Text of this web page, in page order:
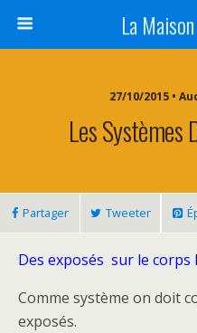
La
27/10/2015 •
Les Systèmes
Partager Tweeter
Des exposés sur le corps
Comme système on doit
exposés.